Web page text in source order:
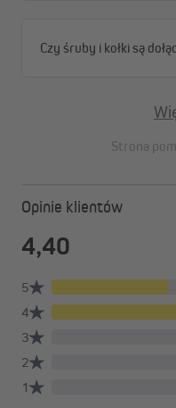
Dostępna w
szerokościach od 3,5 do 6
metra.
Wysokiej jakości
Wodoodporne i odporne
markizy Quadris LED
Czy śruby i kołki są
Strona
Opinie klientów